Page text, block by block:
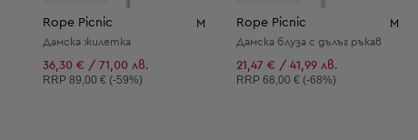
Rope Picnic M
Дамска жилетка
36,30 € / 71,00 лв.
Препоръчителна цена:
RRP 89,00 € (-59%)
Rope Picnic M
Дамска блуза с дълъг ръкав
21,47 € / 41,99 лв.
Препоръчителна цена:
RRP68,00 € (-68%)